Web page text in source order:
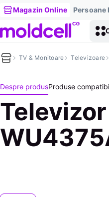
Magazin Online Persoane
TV & Monitoare Televizoare
Despre produsProduse